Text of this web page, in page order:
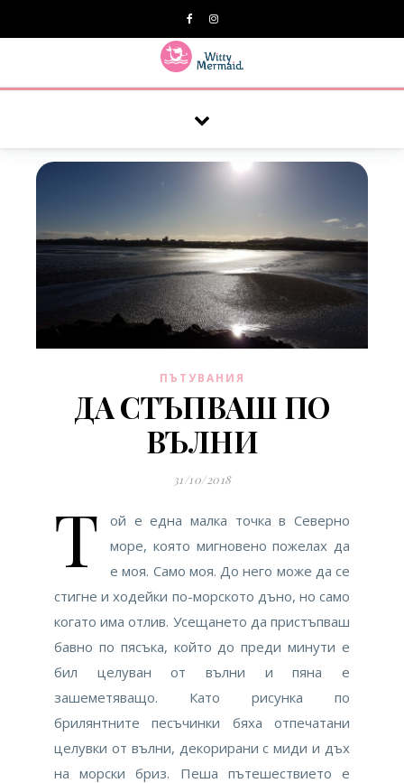
ПЪТУВАНИЯ
ДА СТЪПВАШ ПО
ВЪЛНИ
31/10/2018
Т
ой е една малка точка в Северно
море, която мигновено пожелах да
е моя. Само моя. До него може да се
стигне и ходейки по-морското дъно, но само
когато има отлив. Усещането да пристъпваш
бавно по пясъка, който до преди минути е
бил целуван от вълни и пяна е
зашеметяващо. Като рисунка по
брилянтните песъчинки бяха отпечатани
целувки от вълни, декорирани с миди и дъх
на морски бриз. Пеша пътешествието е